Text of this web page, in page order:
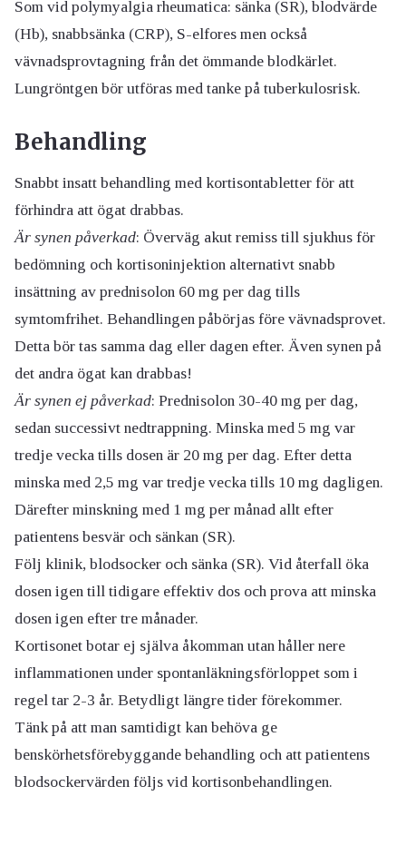
Som vid polymyalgia rheumatica: sänka (SR), blodvärde
(Hb), snabbsänka (CRP), S-elfores men också
vävnadsprovtagning från det ömmande blodkärlet.
Lungröntgen bör utföras med tanke på tuberkulosrisk.
Behandling
Snabbt insatt behandling med kortisontabletter för att
förhindra att ögat drabbas.
Är synen påverkad: Överväg akut remiss till sjukhus för
bedömning och kortisoninjektion alternativt snabb
insättning av prednisolon 60 mg per dag tills
symtomfrihet. Behandlingen påbörjas före vävnadsprovet.
Detta bör tas samma dag eller dagen efter. Även synen på
det andra ögat kan drabbas!
Är synen ej påverkad: Prednisolon 30-40 mg per dag,
sedan successivt nedtrappning. Minska med 5 mg var
tredje vecka tills dosen är 20 mg per dag. Efter detta
minska med 2,5 mg var tredje vecka tills 10 mg dagligen.
Därefter minskning med 1 mg per månad allt efter
patientens besvär och sänkan (SR).
Följ klinik, blodsocker och sänka (SR). Vid återfall öka
dosen igen till tidigare effektiv dos och prova att minska
dosen igen efter tre månader.
Kortisonet botar ej själva åkomman utan håller nere
inflammationen under spontanläkningsförloppet som i
regel tar 2-3 år. Betydligt längre tider förekommer.
Tänk på att man samtidigt kan behöva ge
benskörhetsförebyggande behandling och att patientens
blodsockervärden följs vid kortisonbehandlingen.